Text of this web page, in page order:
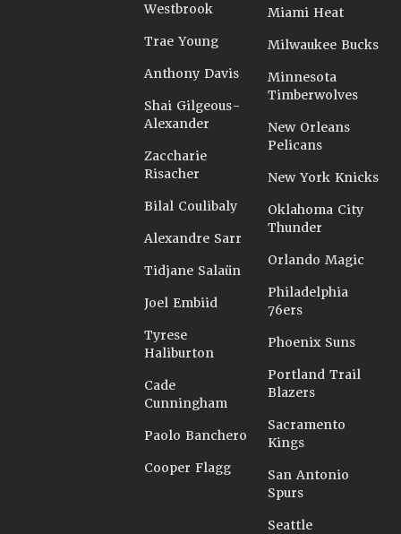
Westbrook
Trae Young
Anthony Davis
Shai Gilgeous-
Alexander
Zaccharie
Risacher
Bilal Coulibaly
Alexandre Sarr
Tidjane Salaün
Joel Embiid
Tyrese
Haliburton
Cade
Cunningham
Paolo Banchero
Cooper Flagg
Miami Heat
Milwaukee Bucks
Minnesota
Timberwolves
New Orleans
Pelicans
New York Knicks
Oklahoma City
Thunder
Orlando Magic
Philadelphia
76ers
Phoenix Suns
Portland Trail
Blazers
Sacramento
Kings
San Antonio
Spurs
Seattle